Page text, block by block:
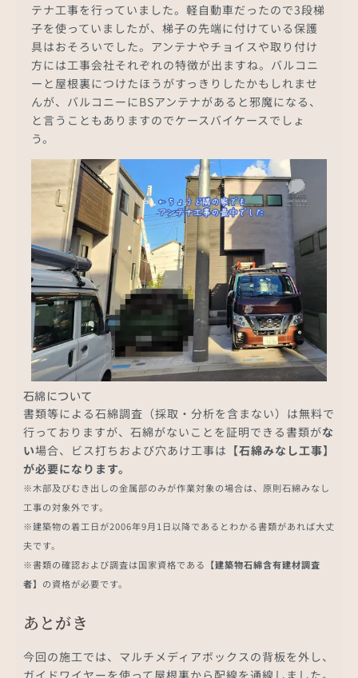
テナ工事を行っていました。軽自動車だったので3段梯
子を使っていましたが、梯子の先端に付けている保護
具はおそろいでした。アンテナやチョイスや取り付け
方には工事会社それぞれの特徴が出ますね。バルコニ
ーと屋根裏につけたほうがすっきりしたかもしれませ
んが、バルコニーにBSアンテナがあると邪魔になる、
と言うこともありますのでケースバイケースでしょ
う。
石綿について
書類等による石綿調査（採取・分析を含まない）は無料で
行っておりますが、石綿がないことを証明できる書類がな
い場合、ビス打ちおよび穴あけ工事は 【石綿みなし工事】
が必要になります。
※木部及びむき出しの金属部のみが作業対象の場合は、原則石綿みなし
工事の対象外です。
※建築物の着工日が2006年9月1日以降であるとわかる書類があれば大丈
夫です。
※書類の確認および調査は国家資格である 【建築物石綿含有建材調査
者】 の資格が必要です。
あとがき
今回の施工では、マルチメディアボックスの背板を外し、